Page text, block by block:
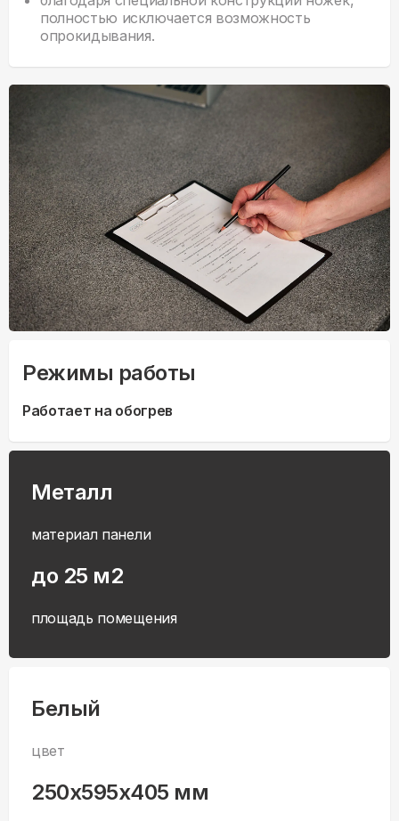
полностью исключается возможность
опрокидывания.
Режимы работы
Работает на обогрев
Металл
материал панели
до 25 м2
площадь помещения
Белый
цвет
250x595x405 мм